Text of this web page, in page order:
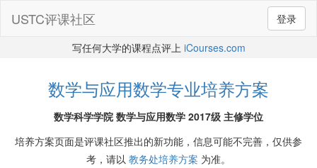
登录
USTC评课社区
写任何大学的课程点评上 iCourses.com
数学与应用数学专业培养方案
数学科学学院 数学与应用数学 2017级 主修学位
培养方案页面是评课社区推出的新功能，信息可能不完善，仅供参
考，请以 教务处培养方案 为准。